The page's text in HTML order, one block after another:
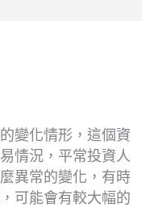
變化情形，這個資
情況，平常投資人
異常的變化，有時
可能會有較大幅的